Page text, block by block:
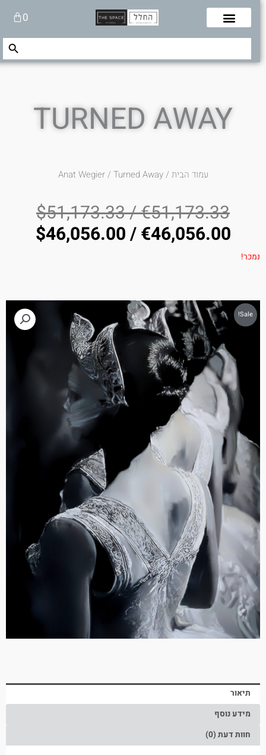
0עגלת
קניות
Search
Search Button
TURNED AWAY
עמוד הבית/
Anat Wegier/ Turned Away
€51,173.33
/
$51,173.33
€46,056.00
/
$46,056.00
נמכר!
Sale!
תיאור
מידע נוסף
חוות דעת (0)